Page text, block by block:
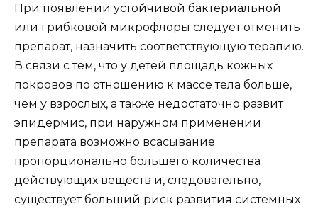
При появлении устойчивой бактериальной
или грибковой микрофлоры следует отменить
препарат, назначить соответствующую терапию.
В связи с тем, что у детей площадь кожных
покровов по отношению к массе тела больше,
чем у взрослых, а также недостаточно развит
эпидермис, при наружном применении
препарата возможно всасывание
пропорционально большего количества
действующих веществ и, следовательно,
существует больший риск развития системных